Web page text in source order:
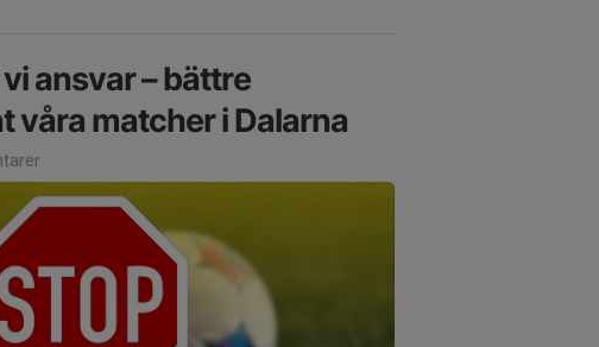
ansvar – bättre
våra matcher i Dalarna